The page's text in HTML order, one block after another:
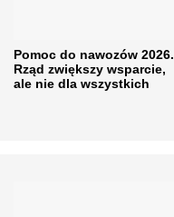
Pomoc do nawozów 2026.
Rząd zwiększy wsparcie,
ale nie dla wszystkich